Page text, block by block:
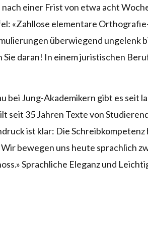
einer Frist von etwa acht
«Zahllose elementare
überwiegend ungelenk
daran! In einem juristischen
bei Jung-Akademikern gibt es seit
seit 35 Jahren Texte von
ist klar: Die Schreibkompetenz
Wir bewegen uns heute sprachlich
Sprachliche Eleganz und